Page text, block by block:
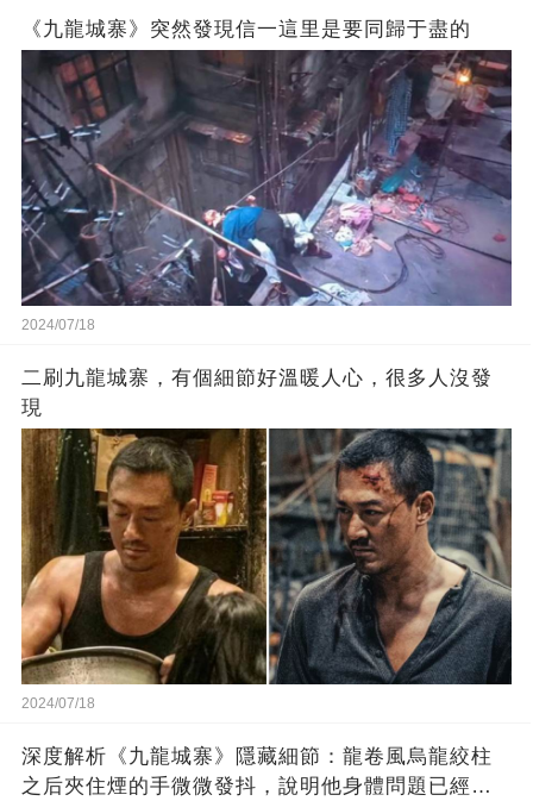
《九龍城寨》突然發現信一這里是要同歸于盡的
2024/07/18
二刷九龍城寨，有個細節好溫暖人心，很多人沒發
現
2024/07/18
深度解析《九龍城寨》隱藏細節：龍卷風烏龍絞柱
之后夾住煙的手微微發抖，說明他身體問題已經很